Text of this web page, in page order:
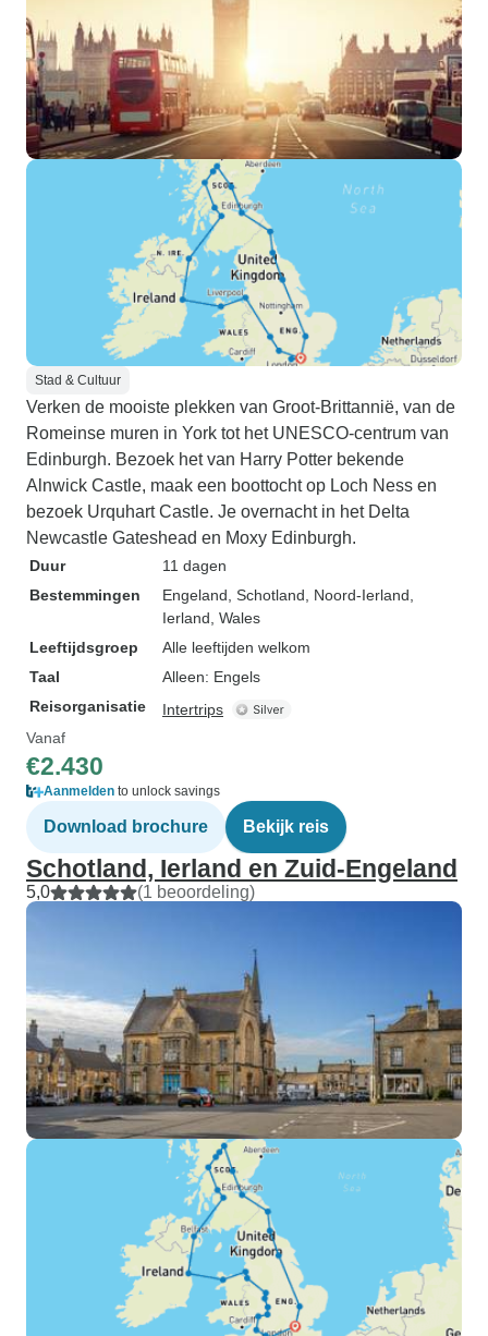
Stad & Cultuur
Verken de mooiste plekken van Groot-Brittannië, van de
Romeinse muren in York tot het UNESCO-centrum van
Edinburgh. Bezoek het van Harry Potter bekende
Alnwick Castle, maak een boottocht op Loch Ness en
bezoek Urquhart Castle. Je overnacht in het Delta
Newcastle Gateshead en Moxy Edinburgh.
Duur
11 dagen
Bestemmingen
Engeland , Schotland , Noord-Ierland
Ierland , Wales
Leeftijdsgroep
Alle leeftijden welkom
Taal
Alleen: Engels
Reisorganisatie
Intertrips
Vanaf
€2.430
Aanmelden to unlock savings
Download brochure Bekijk reis
Schotland, Ierland en Zuid-Engeland
5,0 (1 beoordeling)